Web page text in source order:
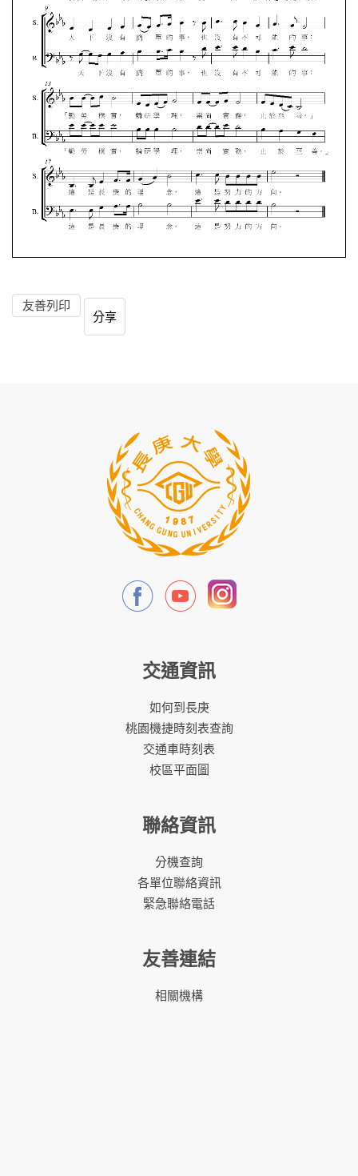
友善列印
分享
交通資訊
如何到長庚
桃園機捷時刻表查詢
交通車時刻表
校區平面圖
聯絡資訊
分機查詢
各單位聯絡資訊
緊急聯絡電話
友善連結
相關機構